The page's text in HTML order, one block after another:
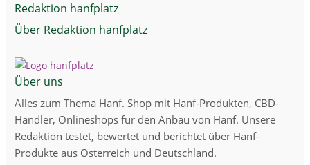
Redaktion hanfplatz
Über Redaktion hanfplatz
Über uns
Alles zum Thema Hanf. Shop mit Hanf-Produkten, CBD-
Händler, Onlineshops für den Anbau von Hanf. Unsere
Redaktion testet, bewertet und berichtet über Hanf-
Produkte aus Österreich und Deutschland.